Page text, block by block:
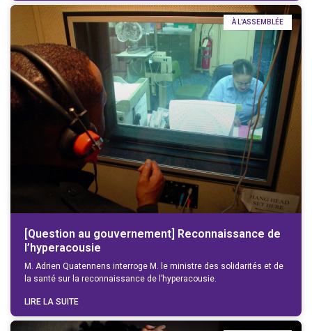
À L'ASSEMBLÉE
[Question au gouvernement] Reconnaissance de
l’hyperacousie
M. Adrien Quatennens interroge M. le ministre des solidarités et de
la santé sur la reconnaissance de l’hyperacousie.
LIRE LA SUITE